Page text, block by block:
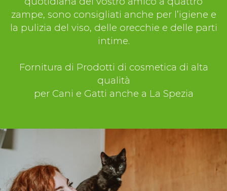
zampe, sono consigliati anche per l’igiene e
la pulizia del viso, delle orecchie e delle parti
intime.
Fornitura di Prodotti di cosmetica di alta
qualità
per Cani e Gatti anche a La Spezia